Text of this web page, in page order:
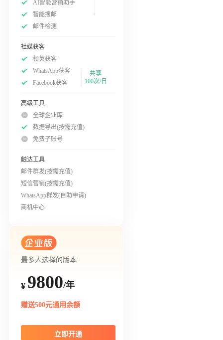
AI智能营销助手
智能搜邮
邮件检测
社媒获客
领英获客
WhatsApp获客
Facebook获客
共享
100次/日
高级工具
全球企业库
数据导出(按需充值)
免费子账号
触达工具
邮件群发(按需充值)
短信营销(按需充值)
WhatsApp群发(自助申请)
商机中心
最多人选择的版本
¥ 9800/年
赠送500元通用余额
立即开通